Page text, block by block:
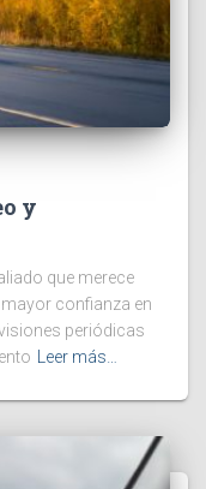
y
que merece
confianza en
periódicas
Leer más…